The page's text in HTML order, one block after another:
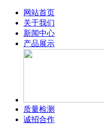
网站首页
关于我们
新闻中心
产品展示
质量检测
诚招合作